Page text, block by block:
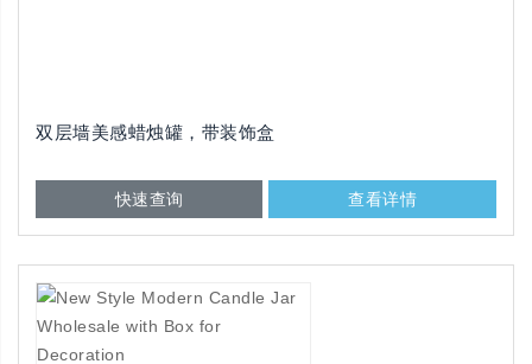
双层墙美感蜡烛罐，带装饰盒
快速查询 查看详情